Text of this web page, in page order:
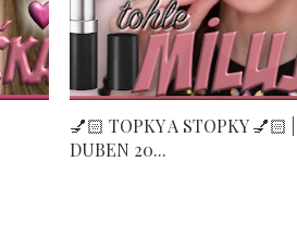
💅🏻 TOPKY A STOPKY 💅🏻 |
DUBEN 20...